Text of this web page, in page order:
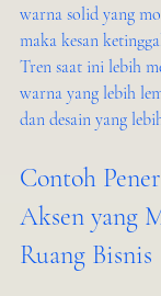
warna solid yang
maka kesan
Tren saat ini lebih
warna yang lebih
dan desain yang
Contoh
Aksen yang
Ruang Bisnis